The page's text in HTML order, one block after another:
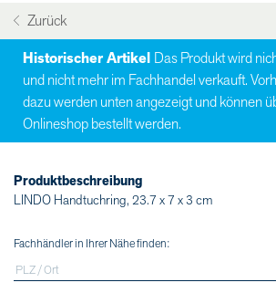
Zurück
Historischer Artikel Das Produkt wird
und nicht mehr im Fachhandel verkauft.
dazu werden unten angezeigt und können
Onlineshop bestellt werden.
Produktbeschreibung
LINDO Handtuchring, 23.7 x 7 x 3 cm
Fachhändler in Ihrer Nähe finden: